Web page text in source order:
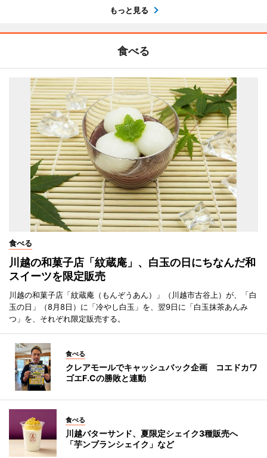
もっと見る
食べる
食べる
川越の和菓子店「紋蔵庵」、白玉の日にちなんだ和
スイーツを限定販売
川越の和菓子店「紋蔵庵（もんぞうあん）」（川越市古谷上）が、「白
玉の日」（8月8日）に「冷やし白玉」を、翌9日に「白玉抹茶あんみ
つ」を、それぞれ限定販売する。
食べる
クレアモールでキャッシュバック企画 コエドカワ
ゴエF.Cの勝敗と連動
食べる
川越バターサンド、夏限定シェイク3種販売へ
「芋ンブランシェイク」など